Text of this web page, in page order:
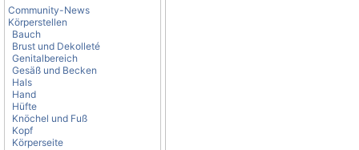
Community-News
Körperstellen
Bauch
Brust und Dekolleté
Genitalbereich
Gesäß und Becken
Hals
Hand
Hüfte
Knöchel und Fuß
Kopf
Körperseite